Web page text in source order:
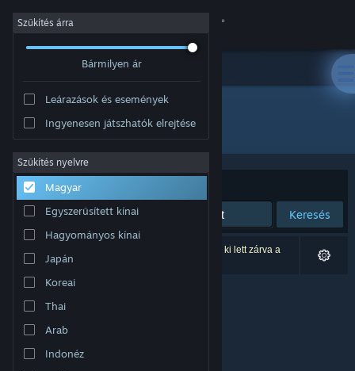
Bejelentkezés
Névjegy
Támogatás
Nyelvváltás
A Steam mobilalkalmazás beszerzése
Asztali weboldalra váltás
Szűkítés árra
Bármilyen ár
Leárazások és események
Ingyenesen játszhatók elrejtése
Szűkítés nyelvre
Magyar
Egyszerűsített kínai
Hagyományos kínai
Japán
Koreai
Thai
Arab
Indonéz
Fejlesztő: Last Sun, LLC
Rendezés Relevancia
Keresés
0 eredmény felel meg a keresésednek. 1 termék ki lett zárva a
beállításaid alapján.